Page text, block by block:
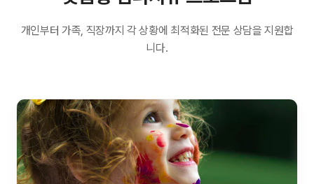
개인부터 가족, 직장까지 각 상황에 최적화된 전문 상담을 지원합
니다.